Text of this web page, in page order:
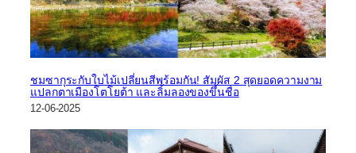
ชมซากุระกับใบไม้เปลี่ยนสีพร้อมกัน! สัมผัส 2 สุดยอดความงาม
แปลกตาเมืองโตโยต้า และลิ้มลองของขึ้นชื่อ
12-06-2025